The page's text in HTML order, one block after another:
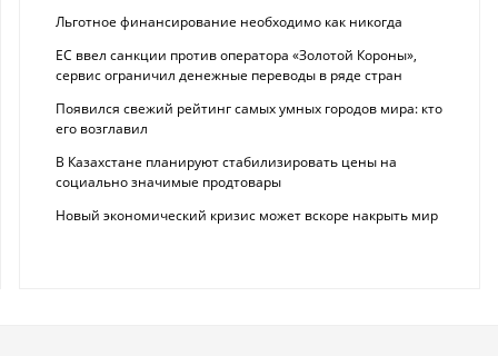
Льготное финансирование необходимо как никогда
ЕС ввел санкции против оператора «Золотой Короны»,
сервис ограничил денежные переводы в ряде стран
Появился свежий рейтинг самых умных городов мира: кто
его возглавил
В Казахстане планируют стабилизировать цены на
социально значимые продтовары
Новый экономический кризис может вскоре накрыть мир